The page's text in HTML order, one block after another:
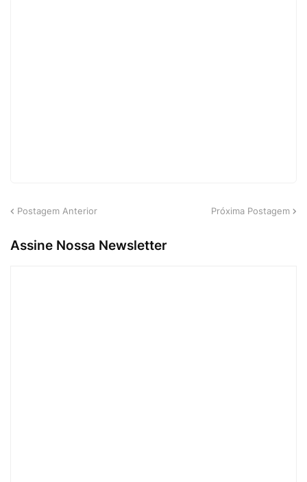
Postagem Anterior Próxima Postagem
Assine Nossa Newsletter